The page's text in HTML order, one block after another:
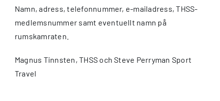
Namn, adress, telefonnummer, e-mailadress, THSS-
medlemsnummer samt eventuellt namn på
rumskamraten.
Magnus Tinnsten, THSS och Steve Perryman Sport
Travel